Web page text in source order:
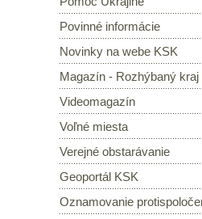
Povinné informácie
Novinky na webe KSK
Magazín - Rozhýbaný kraj
Videomagazín
Voľné miesta
Verejné obstarávanie
Geoportál KSK
Oznamovanie